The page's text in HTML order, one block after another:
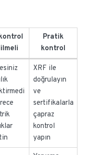
Pratik
kontrol
XRF ile
doğrulayın
ve
sertifikalarla
çapraz
kontrol
yapın